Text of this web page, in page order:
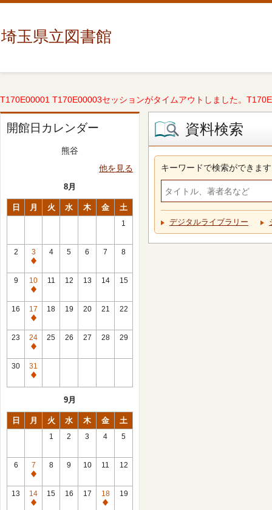
埼玉県立図書館
T170E00001 T170E00003セッションがタイムアウトしました。
開館日カレンダー
熊谷
他を見る
8月
日 月 火 水 木 金 土
1
2
3
休
館
日
4 5 6 7 8
9
10
休
館
日
11 12 13 14 15
16
17
休
館
日
18 19 20 21 22
23
24
休
館
日
25 26 27 28 29
30
31
休
9月
日 月 火 水 木 金 土
1 2 3 4 5
6
7
休
館
日
8 9 10 11 12
13
14
休
15 16 17
18
休
19
資料検索
キーワードで検索ができます
デジタルライブラリー